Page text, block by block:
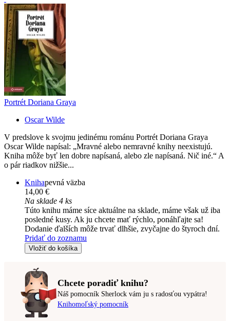
Portrét Doriana Graya
Oscar Wilde
V predslove k svojmu jedinému románu Portrét Doriana Graya
Oscar Wilde napísal: „Mravné alebo nemravné knihy neexistujú.
Kniha môže byť len dobre napísaná, alebo zle napísaná. Nič iné.“ A
o pár riadkov nižšie...
Knihapevná väzba
14,00 €
Na sklade 4 ks
Túto knihu máme síce aktuálne na sklade, máme však už iba
posledné kusy. Ak ju chcete mať rýchlo, ponáhľajte sa!
Dodanie ďalších môže trvať dlhšie, zvyčajne do štyroch dní.
Pridať do zoznamu
Vložiť do košíka
Chcete poradiť knihu?
Náš pomocník Sherlock vám ju s radosťou vypátra!
Knihomoľský pomocník